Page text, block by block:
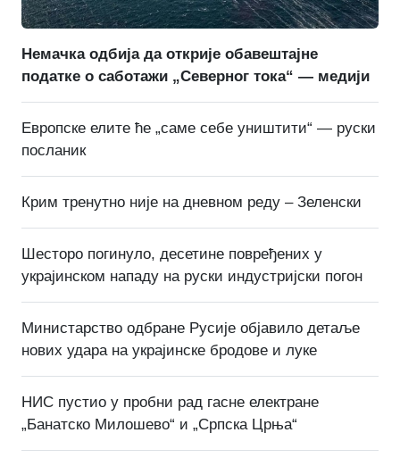
Немачка одбија да открије обавештајне
податке о саботажи „Северног тока“ — медији
Европске елите ће „саме себе уништити“ — руски
посланик
Крим тренутно није на дневном реду – Зеленски
Шесторо погинуло, десетине повређених у
украјинском нападу на руски индустријски погон
Министарство одбране Русије објавило детаље
нових удара на украјинске бродове и луке
НИС пустио у пробни рад гасне електране
„Банатско Милошево“ и „Српска Црња“